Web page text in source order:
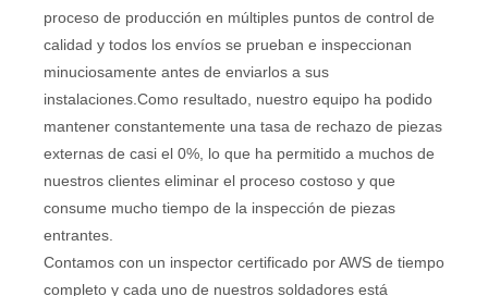
proceso de producción en múltiples puntos de control de
calidad y todos los envíos se prueban e inspeccionan
minuciosamente antes de enviarlos a sus
instalaciones.Como resultado, nuestro equipo ha podido
mantener constantemente una tasa de rechazo de piezas
externas de casi el 0%, lo que ha permitido a muchos de
nuestros clientes eliminar el proceso costoso y que
consume mucho tiempo de la inspección de piezas
entrantes.
Contamos con un inspector certificado por AWS de tiempo
completo y cada uno de nuestros soldadores está